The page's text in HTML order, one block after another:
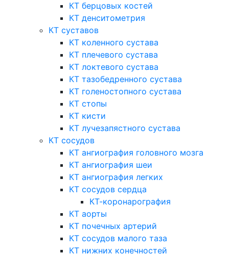
КТ берцовых костей
КТ денситометрия
КТ суставов
КТ коленного сустава
КТ плечевого сустава
КТ локтевого сустава
КТ тазобедренного сустава
КТ голеностопного сустава
КТ стопы
КТ кисти
КТ лучезапястного сустава
КТ сосудов
КТ ангиография головного мозга
КТ ангиография шеи
КТ ангиография легких
КТ сосудов сердца
КТ-коронарография
КТ аорты
КТ почечных артерий
КТ сосудов малого таза
КТ нижних конечностей